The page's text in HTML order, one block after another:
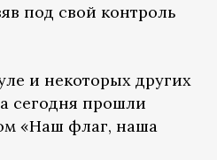
под свой контроль
и некоторых других
сегодня прошли
«Наш флаг, наша